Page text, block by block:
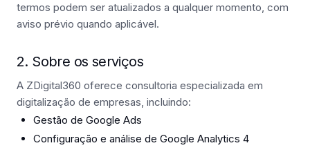
termos podem ser atualizados a qualquer momento, com
aviso prévio quando aplicável.
2. Sobre os serviços
A ZDigital360 oferece consultoria especializada em
digitalização de empresas, incluindo:
Gestão de Google Ads
Configuração e análise de Google Analytics 4